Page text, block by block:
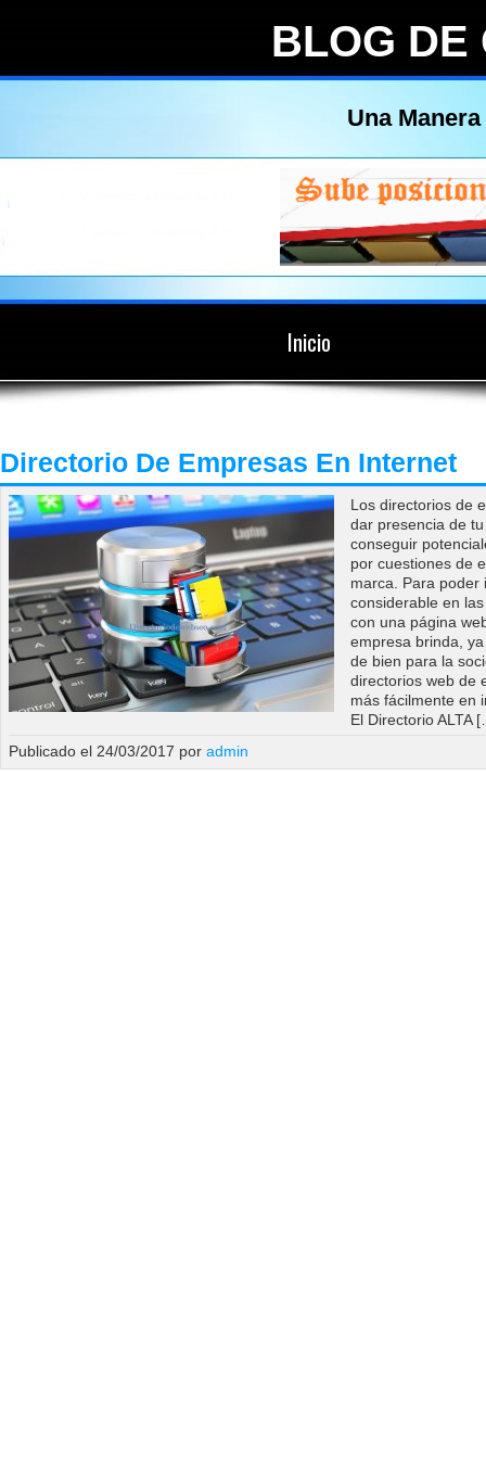
BLOG DE
Una
Inicio
Directorio De Empresas En Internet
Los directorios de
dar presencia de
conseguir
por cuestiones de
marca. Para poder
considerable en
con una página
empresa brinda,
de bien para la
directorios web de
más fácilmente en
El Directorio ALTA
Publicado el 24/03/2017 por admin